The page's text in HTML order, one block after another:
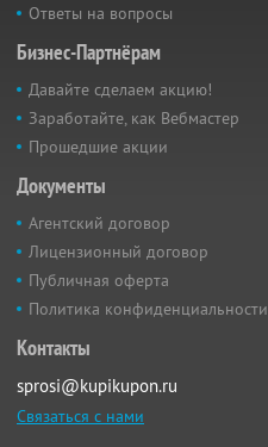
Ответы на вопросы
Бизнес-Партнёрам
Давайте сделаем акцию!
Заработайте, как Вебмастер
Прошедшие акции
Документы
Агентский договор
Лицензионный договор
Публичная оферта
Политика конфиденциальности
Контакты
sprosi@kupikupon.ru
Связаться с нами